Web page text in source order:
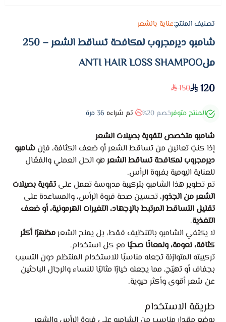
تصنيف المنتج:عناية بالشعر
شامبو ديرمجروب لمكافحة تساقط الشعر – 250
ملANTI HAIR LOSS SHAMPOO
120
150
المنتج متوفرخصم 20% تم شراءه 36مرة
شامبو متخصص لتقوية بصيلات الشعر
إذا كنتِ تعانين من تساقط الشعر أو ضعف الكثافة، فإن شامبو
ديرمجروب لمكافحة تساقط الشعرهو الحل العملي والفعّال
للعناية اليومية بفروة الرأس.
تم تطوير هذا الشامبو بتركيبة مدروسة تعمل على تقوية بصيلات
الشعر من الجذور، تحسين صحة فروة الرأس، والمساعدة على
تقليل التساقط المرتبط بالإجهاد، التغيرات الهرمونية، أو ضعف
التغذية.
لا يكتفي الشامبو بالتنظيف فقط، بل يمنح الشعر مظهرًا أكثر
كثافة، نعومة، ولمعانًا صحيًا مع كل استخدام.
تركيبته المتوازنة تجعله مناسبًا للاستخدام المنتظم دون التسبب
بجفاف أو تهيّج، مما يجعله خيارًا مثاليًا للنساء والرجال الباحثين
عن شعر أقوى وأكثر حيوية.
طريقة الاستخدام